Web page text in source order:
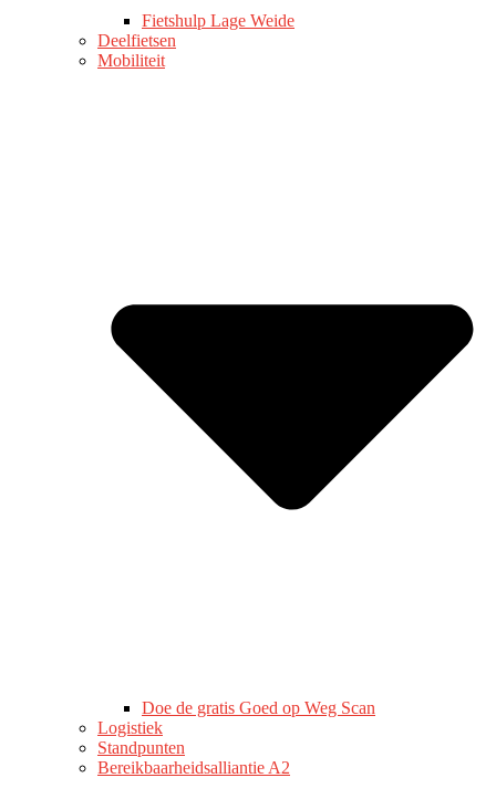
Fietshulp Lage Weide
Deelfietsen
Mobiliteit
Doe de gratis Goed op Weg Scan
Logistiek
Standpunten
Bereikbaarheidsalliantie A2